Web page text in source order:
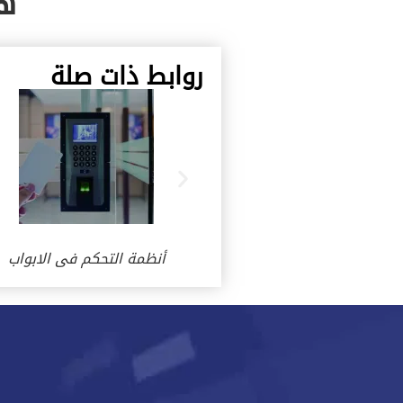
روابط ذات صلة
أنظمة التحكم فى الابواب
nice